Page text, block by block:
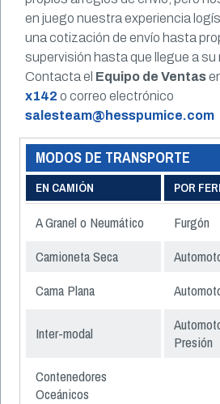
en juego nuestra experiencia
una cotización de envío hasta
supervisión hasta que llegue a su
Contacta el Equipo de Ventas
x142 o correo electrónico
salesteam@hesspumice.com
MODOS DE TRANSPORTE
EN CAMIÓN POR
A Granel o Neumático
Furgón
Camioneta Seca
Cama Plana
Inter-modal
Presión
Contenedores
Oceánicos